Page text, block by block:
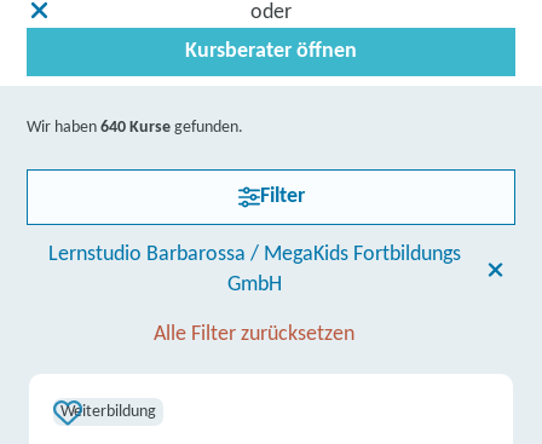
oder
Kursberater öffnen
Wir haben640 Kurse gefunden.
Filter
Lernstudio Barbarossa / MegaKids Fortbildungs
GmbH
Alle Filter zurücksetzen
Weiterbildung